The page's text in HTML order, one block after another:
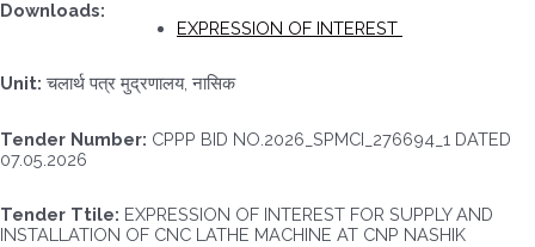
Downloads:
EXPRESSION OF INTEREST
Unit: चलार्थ पत्र मुद्रणालय, नासिक
Tender Number: CPPP BID NO.2026_SPMCI_276694_1 DATED
07.05.2026
Tender Ttile: EXPRESSION OF INTEREST FOR SUPPLY AND
INSTALLATION OF CNC LATHE MACHINE AT CNP NASHIK